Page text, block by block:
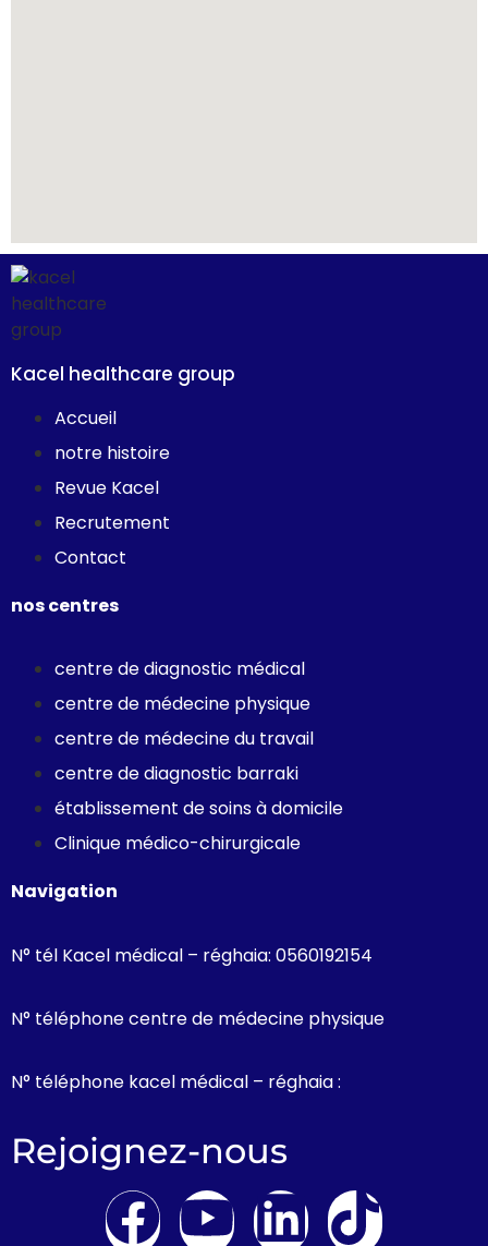
Kacel healthcare group
Accueil
notre histoire
Revue Kacel
Recrutement
Contact
nos centres
centre de diagnostic médical
centre de médecine physique
centre de médecine du travail
centre de diagnostic barraki
établissement de soins à domicile
Clinique médico-chirurgicale
Navigation
N° tél Kacel médical – réghaia: 0560192154
N° téléphone centre de médecine physique
N° téléphone kacel médical – réghaia :
Rejoignez-nous